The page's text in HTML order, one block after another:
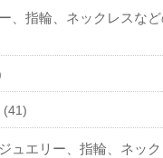
、指輪、ネックレスな
(41)
ュエリー、指輪、ネック